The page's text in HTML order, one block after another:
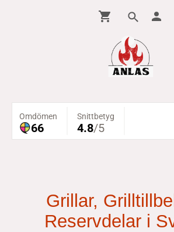
Grillar,
Reservdelar i